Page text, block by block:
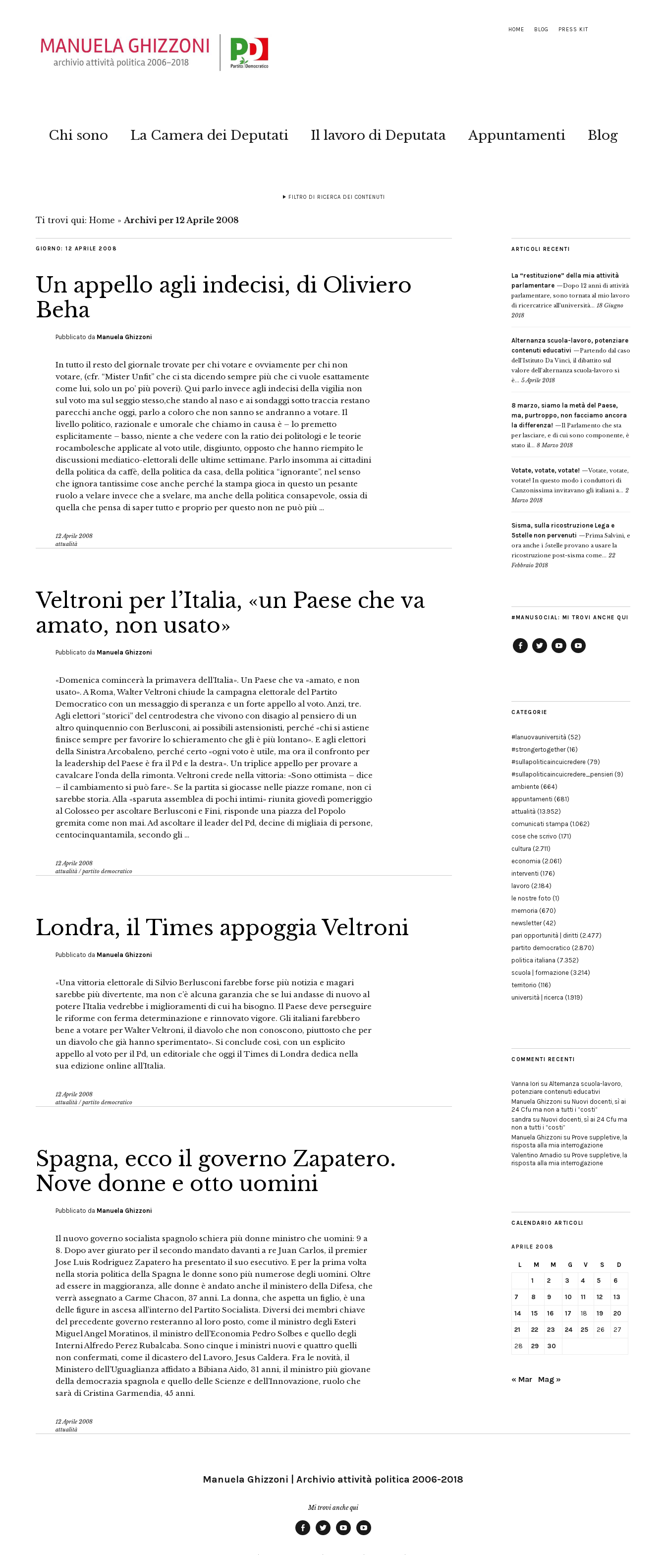
HOME BLOG PRESS KIT
Chi sono La Camera dei Deputati Il lavoro di Deputata Appuntamenti Blog
FILTRO DI RICERCA DEI CONTENUTI
Ti trovi qui: Home » Archivi per 12 Aprile 2008
GIORNO: 12 APRILE 2008
Un appello agli indecisi, di Oliviero
Beha
Pubblicato da Manuela Ghizzoni
In tutto il resto del giornale trovate per chi votare e ovviamente per chi non
votare, (cfr. “Mister Unfit” che ci sta dicendo sempre più che ci vuole esattamente
come lui, solo un po’ più poveri). Qui parlo invece agli indecisi della vigilia non
sul voto ma sul seggio stesso,che stando al naso e ai sondaggi sotto traccia restano
parecchi anche oggi, parlo a coloro che non sanno se andranno a votare. Il
livello politico, razionale e umorale che chiamo in causa è – lo premetto
esplicitamente – basso, niente a che vedere con la ratio dei politologi e le teorie
rocambolesche applicate al voto utile, disgiunto, opposto che hanno riempito le
discussioni mediatico-elettorali delle ultime settimane. Parlo insomma ai cittadini
della politica da caffè, della politica da casa, della politica “ignorante”, nel senso
che ignora tantissime cose anche perché la stampa gioca in questo un pesante
ruolo a velare invece che a svelare, ma anche della politica consapevole, ossia di
quella che pensa di saper tutto e proprio per questo non ne può più …
12 Aprile 2008
attualità
Veltroni per l’Italia, «un Paese che va
amato, non usato»
Pubblicato da Manuela Ghizzoni
«Domenica comincerà la primavera dell’Italia». Un Paese che va «amato, e non
usato». A Roma, Walter Veltroni chiude la campagna elettorale del Partito
Democratico con un messaggio di speranza e un forte appello al voto. Anzi, tre.
Agli elettori “storici” del centrodestra che vivono con disagio al pensiero di un
altro quinquennio con Berlusconi, ai possibili astensionisti, perché «chi si astiene
finisce sempre per favorire lo schieramento che gli è più lontano». E agli elettori
della Sinistra Arcobaleno, perché certo «ogni voto è utile, ma ora il confronto per
la leadership del Paese è fra il Pd e la destra». Un triplice appello per provare a
cavalcare l’onda della rimonta. Veltroni crede nella vittoria: «Sono ottimista – dice
– il cambiamento si può fare». Se la partita si giocasse nelle piazze romane, non ci
sarebbe storia. Alla «sparuta assemblea di pochi intimi» riunita giovedì pomeriggio
al Colosseo per ascoltare Berlusconi e Fini, risponde una piazza del Popolo
gremita come non mai. Ad ascoltare il leader del Pd, decine di migliaia di persone,
centocinquantamila, secondo gli …
12 Aprile 2008
attualità /partito democratico
Londra, il Times appoggia Veltroni
Pubblicato da Manuela Ghizzoni
«Una vittoria elettorale di Silvio Berlusconi farebbe forse più notizia e magari
sarebbe più divertente, ma non c’è alcuna garanzia che se lui andasse di nuovo al
potere l’Italia vedrebbe i miglioramenti di cui ha bisogno. Il Paese deve perseguire
le riforme con ferma determinazione e rinnovato vigore. Gli italiani farebbero
bene a votare per Walter Veltroni, il diavolo che non conoscono, piuttosto che per
un diavolo che già hanno sperimentato». Si conclude così, con un esplicito
appello al voto per il Pd, un editoriale che oggi il Times di Londra dedica nella
sua edizione online all’Italia.
12 Aprile 2008
attualità /partito democratico
Spagna, ecco il governo Zapatero.
Nove donne e otto uomini
Pubblicato da Manuela Ghizzoni
Il nuovo governo socialista spagnolo schiera più donne ministro che uomini: 9 a
8. Dopo aver giurato per il secondo mandato davanti a re Juan Carlos, il premier
Jose Luis Rodriguez Zapatero ha presentato il suo esecutivo. E per la prima volta
nella storia politica della Spagna le donne sono più numerose degli uomini. Oltre
ad essere in maggioranza, alle donne è andato anche il ministero della Difesa, che
verrà assegnato a Carme Chacon, 37 anni. La donna, che aspetta un figlio, è una
delle figure in ascesa all’interno del Partito Socialista. Diversi dei membri chiave
del precedente governo resteranno al loro posto, come il ministro degli Esteri
Miguel Angel Moratinos, il ministro dell’Economia Pedro Solbes e quello degli
Interni Alfredo Perez Rubalcaba. Sono cinque i ministri nuovi e quattro quelli
non confermati, come il dicastero del Lavoro, Jesus Caldera. Fra le novità, il
Ministero dell’Uguaglianza affidato a Bibiana Aido, 31 anni, il ministro più giovane
della democrazia spagnola e quello delle Scienze e dell’Innovazione, ruolo che
sarà di Cristina Garmendia, 45 anni.
12 Aprile 2008
attualità
ARTICOLI RECENTI
La “restituzione” della mia attività
parlamentare
Dopo 12 anni di attività
parlamentare, sono tornata al mio lavoro
di ricercatrice all’università... 18 Giugno
2018
Alternanza scuola-lavoro, potenziare
contenuti educativi
Partendo dal caso
dell’Istituto Da Vinci, il dibattito sul
valore dell’alternanza scuola-lavoro si
è... 5 Aprile 2018
8 marzo, siamo la metà del Paese,
ma, purtroppo, non facciamo ancora
la differenza!
Il Parlamento che sta
per lasciare, e di cui sono componente, è
stato il... 8 Marzo 2018
Votate, votate, votate!
Votate, votate,
votate! In questo modo i conduttori di
Canzonissima invitavano gli italiani a... 2
Marzo 2018
Sisma, sulla ricostruzione Lega e
5stelle non pervenuti
Prima Salvini, e
ora anche i 5stelle provano a usare la
ricostruzione post-sisma come... 22
Febbraio 2018
#MANUSOCIAL: MI TROVI ANCHE QUI
CATEGORIE
#lanuovauniversità (52)
#strongertogether(16)
#sullapoliticaincuicredere (79)
#sullapoliticaincuicredere_pensieri (9)
ambiente (664)
appuntamenti (681)
attualità (13.952)
comunicati stampa (1.062)
cose che scrivo (171)
cultura (2.711)
economia (2.061)
interventi (176)
lavoro (2.184)
le nostre foto (1)
memoria (670)
newsletter(42)
pari opportunità | diritti (2.477)
partito democratico (2.870)
politica italiana (7.352)
scuola | formazione (3.214)
territorio (116)
università | ricerca (1.919)
COMMENTI RECENTI
Vanna Iori su Alternanza scuola-lavoro,
potenziare contenuti educativi
Manuela Ghizzoni su Nuovi docenti, sì ai
24 Cfu ma non a tutti i “costi”
sandra su Nuovi docenti, sì ai 24 Cfu ma
non a tutti i “costi”
Manuela Ghizzoni su Prove suppletive, la
risposta alla mia interrogazione
Valentino Amadio su Prove suppletive, la
risposta alla mia interrogazione
CALENDARIO ARTICOLI
APRILE 2008
L M M G V S D
1 2 3 4 5 6
7 8 9 10 11 12 13
14 15 16 17 18 19 20
21 22 23 24 25 26 27
28 29 30
« Mar Mag »
Manuela Ghizzoni | Archivio attività politica 2006-2018
Mi trovi anche qui